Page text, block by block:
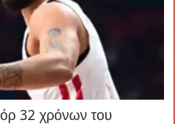
32 χρόνων του